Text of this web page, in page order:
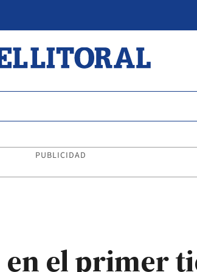
PUBLICIDAD
el primer